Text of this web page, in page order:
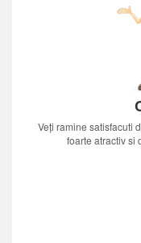
Veți ramine satisfacuti
foarte atractiv si